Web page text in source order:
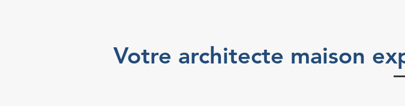
Votre architecte maison